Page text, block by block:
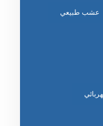
عشب طبيعي